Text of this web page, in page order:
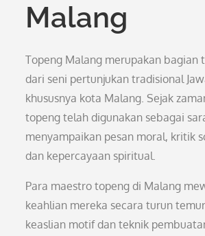
Malang
Topeng Malang merupakan bagian
dari seni pertunjukan tradisional
khususnya kota Malang. Sejak
topeng telah digunakan sebagai
menyampaikan pesan moral, kritik
dan kepercayaan spiritual.
Para maestro topeng di Malang
keahlian mereka secara turun
keaslian motif dan teknik